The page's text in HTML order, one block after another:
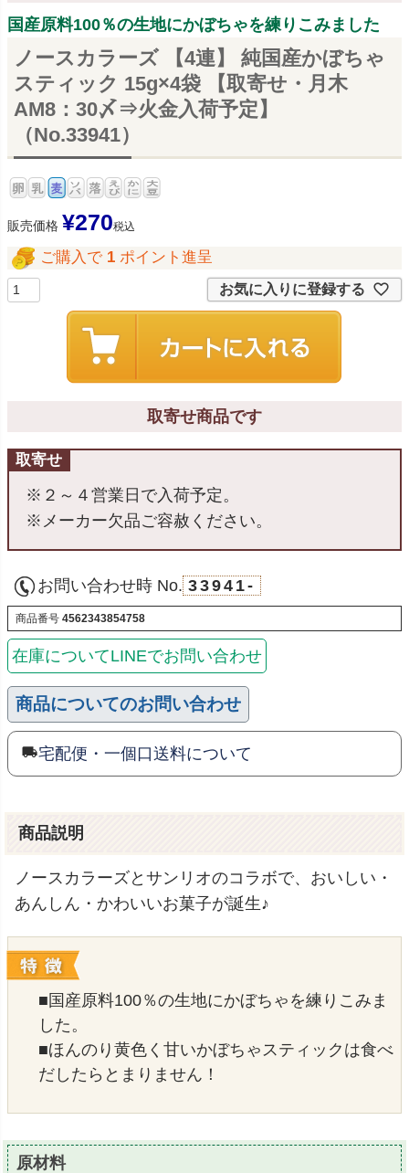
国産原料100％の生地にかぼちゃを練りこみました
ノースカラーズ 【4連】 純国産かぼちゃ
スティック 15g×4袋 【取寄せ・月木
AM8：30〆⇒火金入荷予定】
（No.33941）
販売価格 ¥270税込
ご購入で 1 ポイント進呈
お気に入りに登録する
取寄せ商品です
取寄せ
※２～４営業日で入荷予定。
※メーカー欠品ご容赦ください。
お問い合わせ時 No. 33941-
商品番号 4562343854758
在庫についてLINEでお問い合わせ
商品についてのお問い合わせ
宅配便・一個口送料について
商品説明
ノースカラーズとサンリオのコラボで、おいしい・
あんしん・かわいいお菓子が誕生♪
■国産原料100％の生地にかぼちゃを練りこみま
した。
■ほんのり黄色く甘いかぼちゃスティックは食べ
だしたらとまりません！
原材料